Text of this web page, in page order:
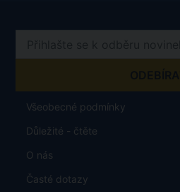
Všeobecné podmínky
Důležité - čtěte
O nás
Časté dotazy